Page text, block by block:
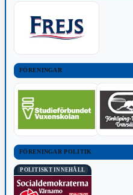
FÖRENINGAR
FÖRENINGAR POLITIK
POLITISKT INNEHÅLL